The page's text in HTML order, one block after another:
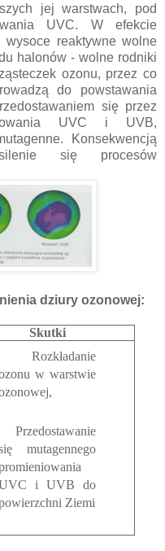
jej warstwach, pod
UVC. W efekcie
wysoce reaktywne wolne
halonów - wolne rodniki
ozonu, przez co
do powstawania
się przez
UVC i UVB,
Konsekwencją
się procesów
dziury ozonowej:
Skutki
Rozkładanie
w warstwie
Przedostawanie
mutagennego
i UVB do
Ziemi